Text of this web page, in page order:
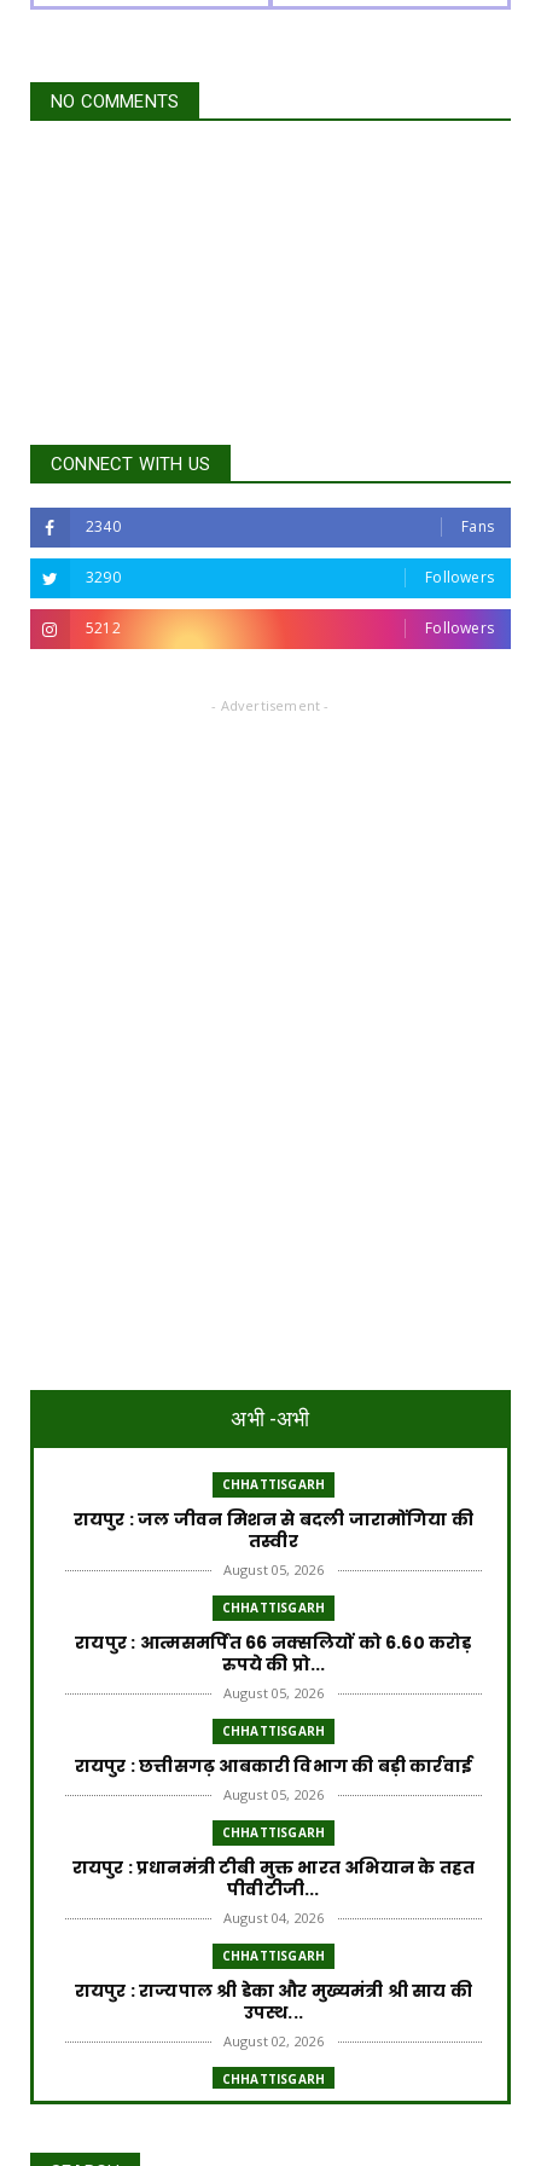
NO COMMENTS
CONNECT WITH US
2340 Fans
3290 Followers
5212 Followers
- Advertisement -
अभी -अभी
CHHATTISGARH
रायपुर : जल जीवन मिशन से बदली जारामोंगिया की
तस्वीर
August 05, 2026
CHHATTISGARH
रायपुर : आत्मसमर्पित 66 नक्सलियों को 6.60 करोड़
रुपये की प्रो...
August 05, 2026
CHHATTISGARH
रायपुर : छत्तीसगढ़ आबकारी विभाग की बड़ी कार्रवाई
August 05, 2026
CHHATTISGARH
रायपुर : प्रधानमंत्री टीबी मुक्त भारत अभियान के तहत
पीवीटीजी...
August 04, 2026
CHHATTISGARH
रायपुर : राज्यपाल श्री डेका और मुख्यमंत्री श्री साय की
उपस्थ...
August 02, 2026
CHHATTISGARH